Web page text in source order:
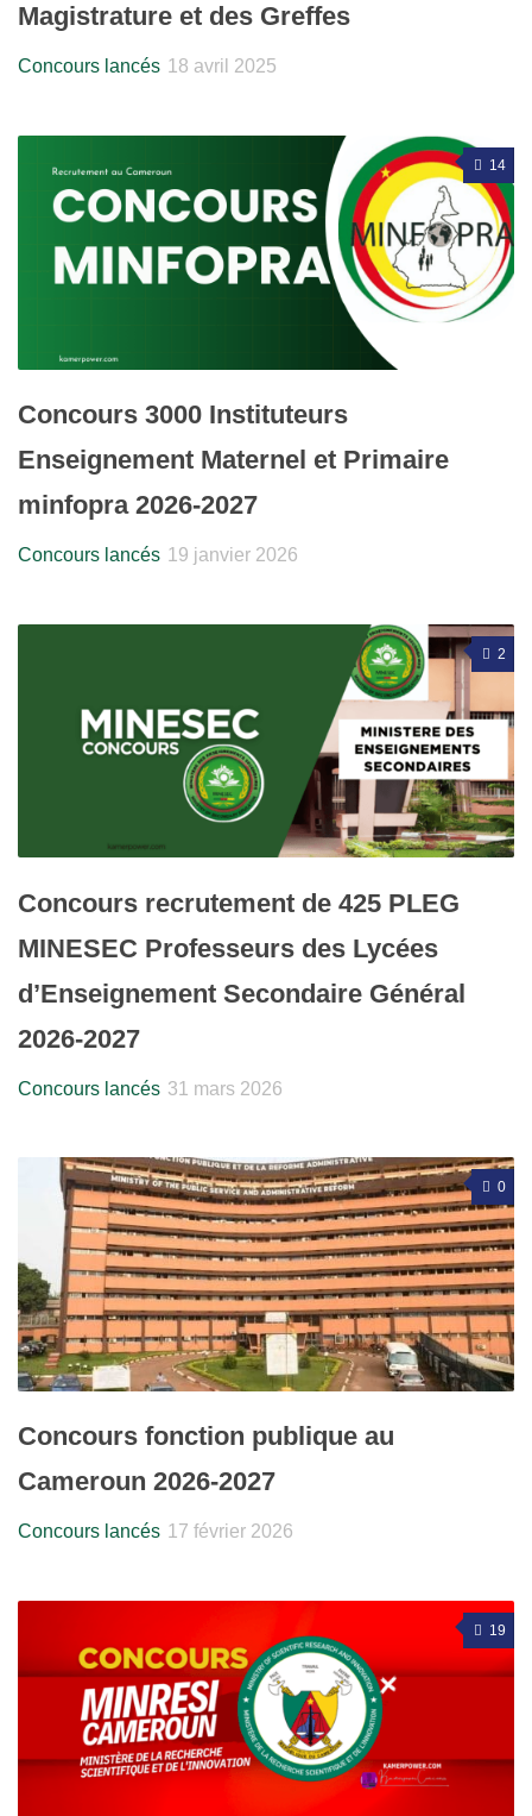
Magistrature et des Greffes
Concours lancés 18 avril 2025
14
Concours 3000 Instituteurs
Enseignement Maternel et Primaire
minfopra 2026-2027
Concours lancés 19 janvier 2026
2
Concours recrutement de 425 PLEG
MINESEC Professeurs des Lycées
d’Enseignement Secondaire Général
2026-2027
Concours lancés 31 mars 2026
0
Concours fonction publique au
Cameroun 2026-2027
Concours lancés 17 février 2026
19